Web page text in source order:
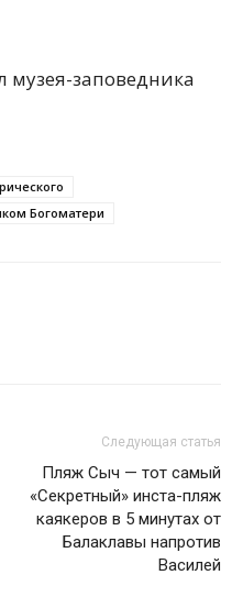
музея-заповедника
Богоматери
Следующая статья
Пляж Сыч — тот самый
«Секретный» инста-пляж
каякеров в 5 минутах от
Балаклавы напротив
Василей